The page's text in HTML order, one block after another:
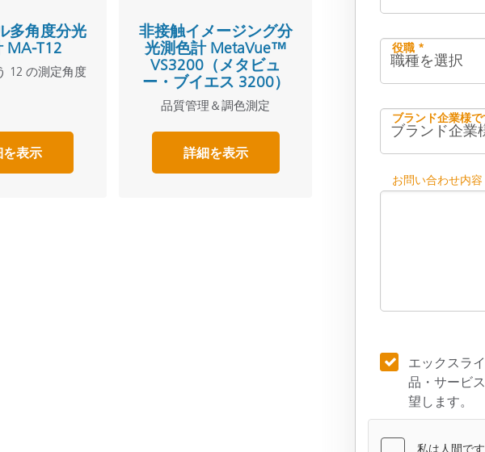
多角度分光
MA-T12
12 の測定角度
を表示
非接触イメージング分
光測色計 MetaVue™
VS3200（メタビュ
ー・ブイエス 3200）
品質管理＆調色測定
詳細を表示
役職 *
ブランド企業様
お問い合わせ内容
エックスラ
品・サービ
望します。